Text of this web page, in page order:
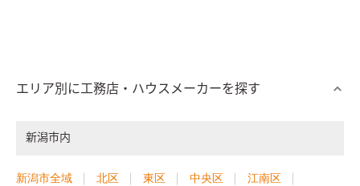
エリア別に工務店・ハウスメーカーを探す
新潟市内
新潟市全域 北区 東区 中央区 江南区